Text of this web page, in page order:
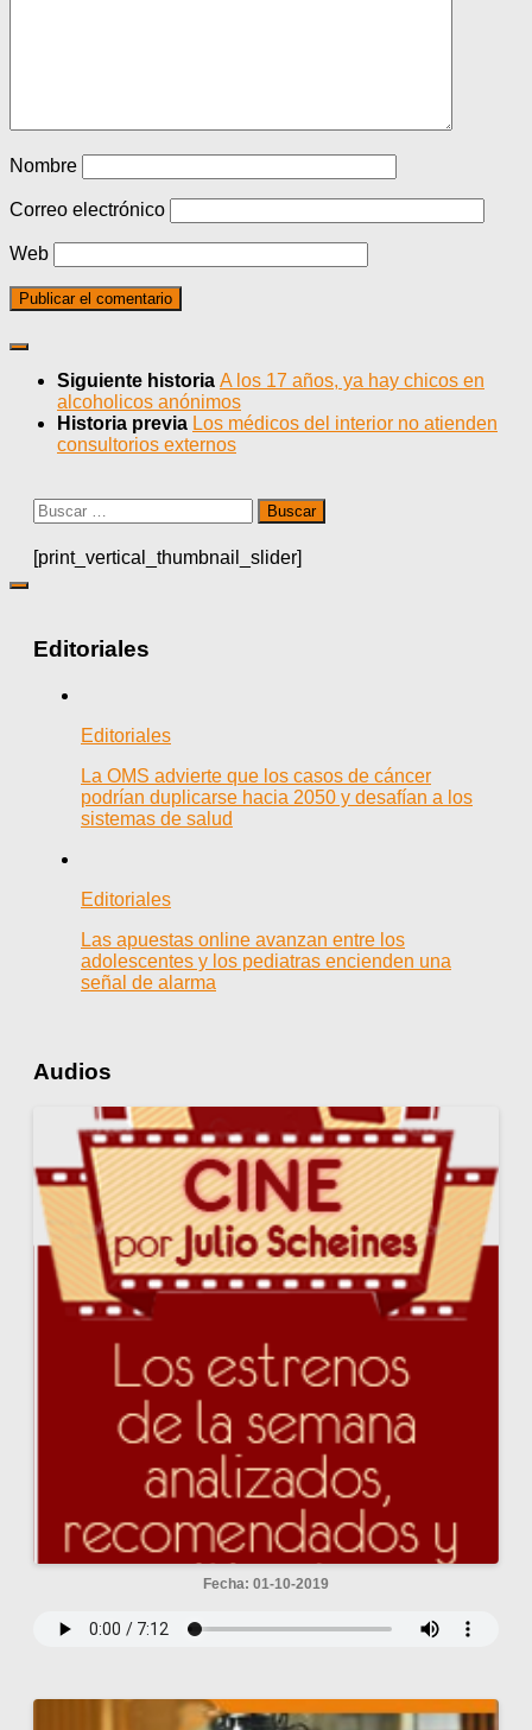
Nombre
Correo electrónico
Web
Siguiente historia A los 17 años, ya hay chicos en
alcoholicos anónimos
Historia previa Los médicos del interior no atienden
consultorios externos
Buscar:
[print_vertical_thumbnail_slider]
Editoriales
Editoriales
La OMS advierte que los casos de cáncer
podrían duplicarse hacia 2050 y desafían a los
sistemas de salud
Editoriales
Las apuestas online avanzan entre los
adolescentes y los pediatras encienden una
señal de alarma
Audios
Fecha: 01-10-2019